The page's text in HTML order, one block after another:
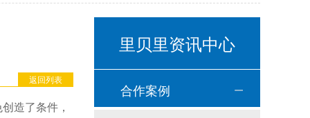
返回列表
造了条件，
里贝里资讯中心
合作案例